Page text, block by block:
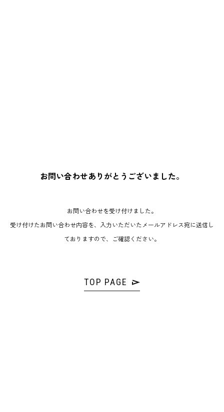
お問い合わせありがとうございました。
お問い合わせを受け付けました。
受け付けたお問い合わせ内容を、入力いただいたメールアドレス宛に送信し
ておりますので、ご確認ください。
TOP PAGE